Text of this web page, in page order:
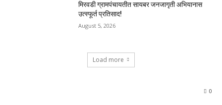
मिरवडी ग्रामपंचायतीत सायबर जनजागृती अभियानास
उत्स्फूर्त प्रतिसाद!
August 5, 2026
Load more
0